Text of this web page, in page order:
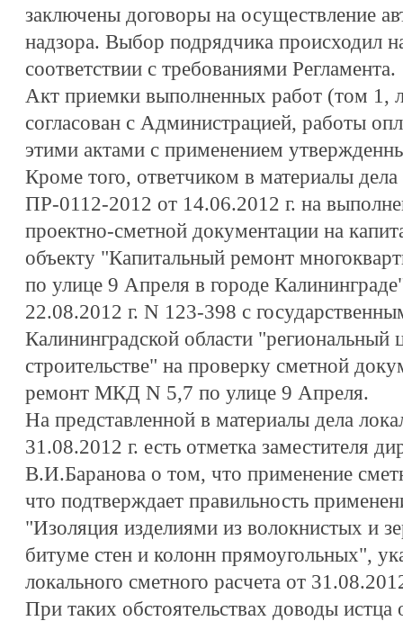
заключены договоры на осуществление
надзора. Выбор подрядчика происходил
соответствии с требованиями Регламента.
Акт приемки выполненных работ (том 1,
согласован с Администрацией, работы
этими актами с применением
Кроме того, ответчиком в материалы
ПР-0112-2012 от 14.06.2012 г. на
проектно-сметной документации на
объекту "Капитальный ремонт
по улице 9 Апреля в городе
22.08.2012 г. N 123-398 с
Калининградской области "региональный
строительстве" на проверку сметной
ремонт МКД N 5,7 по улице 9 Апреля.
На представленной в материалы дела
31.08.2012 г. есть отметка заместителя
В.И.Баранова о том, что применение
что подтверждает правильность
"Изоляция изделиями из волокнистых и
битуме стен и колонн прямоугольных",
локального сметного расчета от
При таких обстоятельствах доводы истца